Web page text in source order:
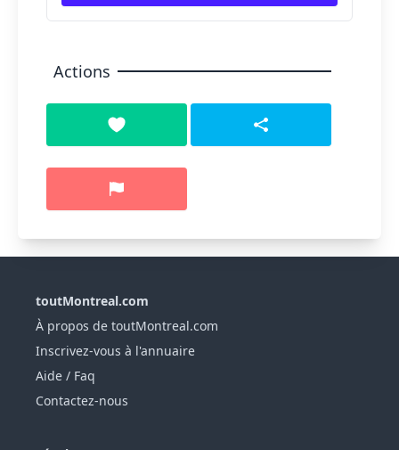
Actions
toutMontreal.com
À propos de toutMontreal.com
Inscrivez-vous à l'annuaire
Aide / Faq
Contactez-nous